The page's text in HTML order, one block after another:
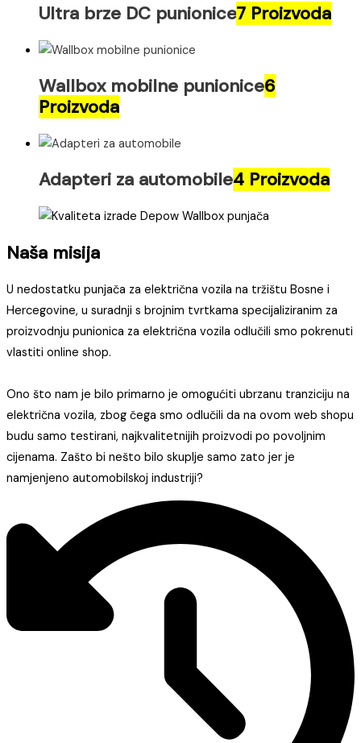
Ultra brze DC punionice7 Proizvoda
Wallbox mobilne punionice6
Proizvoda
Adapteri za automobile4 Proizvoda
Naša misija​
U nedostatku punjača za električna vozila na tržištu Bosne i
Hercegovine, u suradnji s brojnim tvrtkama specijaliziranim za
proizvodnju punionica za električna vozila odlučili smo pokrenuti
vlastiti online shop.
Ono što nam je bilo primarno je omogućiti ubrzanu tranziciju na
električna vozila, zbog čega smo odlučili da na ovom web shopu
budu samo testirani, najkvalitetnijih proizvodi po povoljnim
cijenama. Zašto bi nešto bilo skuplje samo zato jer je
namjenjeno automobilskoj industriji?